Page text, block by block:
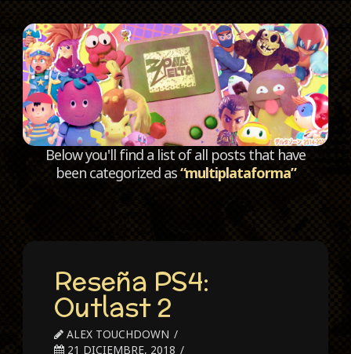
Below you'll find a list of all posts that have
been categorized as“multiplataforma”
Reseña PS4:
Outlast 2
ALEX TOUCHDOWN
21 DICIEMBRE, 2018